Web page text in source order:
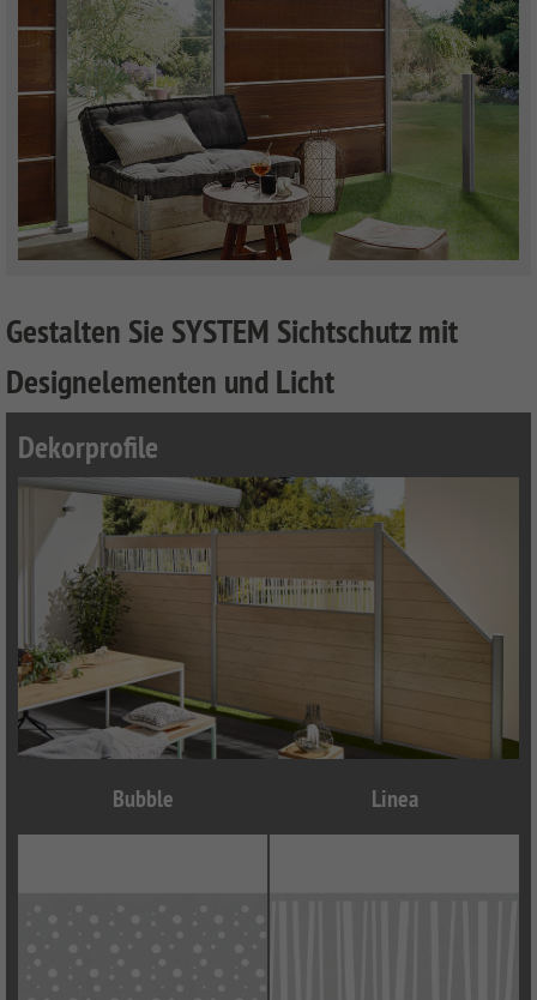
Gestalten Sie SYSTEM Sichtschutz mit
Designelementen und Licht
Dekorprofile
Bubble Linea